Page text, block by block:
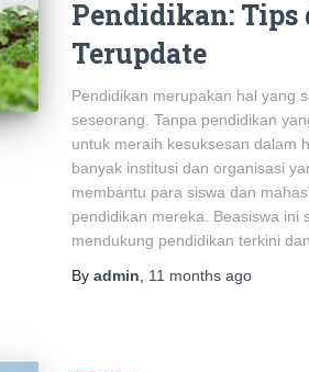
Pendidikan: Tips
Terupdate
Pendidikan merupakan hal yang
seseorang. Tanpa pendidikan
untuk meraih kesuksesan dalam
banyak institusi dan organisasi
membantu para siswa dan
pendidikan mereka. Beasiswa ini
mendukung pendidikan terkini dan
By admin 11 months ago